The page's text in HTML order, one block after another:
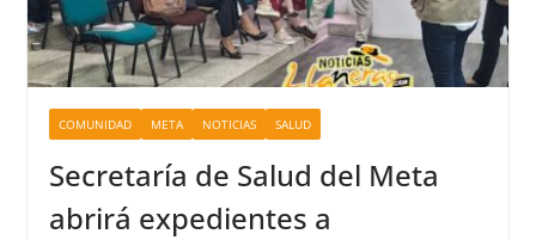
COMUNIDAD META NOTICIAS SALUD
Secretaría de Salud del Meta
abrirá expedientes a